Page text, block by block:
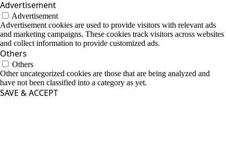
Advertisement
Advertisement
Advertisement cookies are used to provide visitors with relevant ads
and marketing campaigns. These cookies track visitors across websites
and collect information to provide customized ads.
Others
Others
Other uncategorized cookies are those that are being analyzed and
have not been classified into a category as yet.
SAVE & ACCEPT